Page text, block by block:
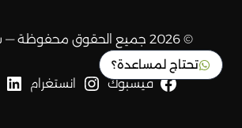
© 2026 جميع الحقوق محفوظة — ستيشن 4×4
فيسبوك انستغرام
تحتاج لمساعدة؟